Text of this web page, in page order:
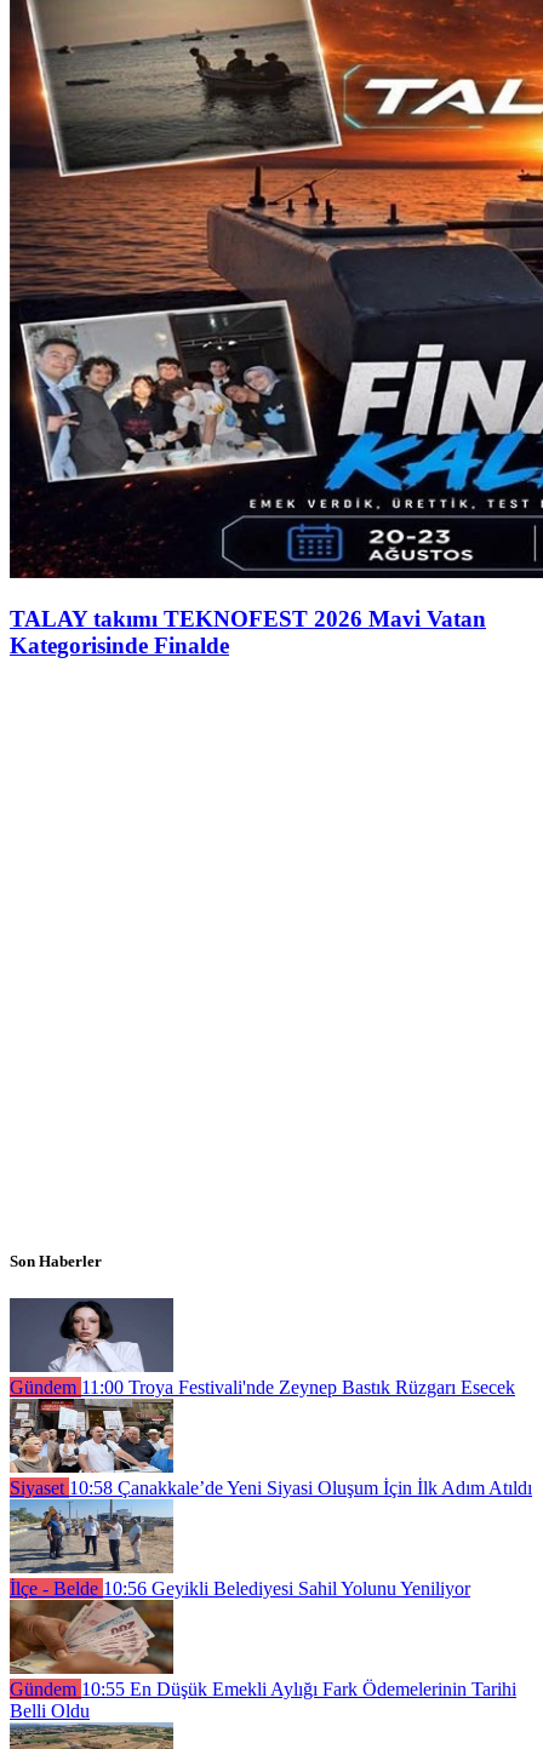
TALAY takımı TEKNOFEST 2026 Mavi Vatan
Kategorisinde Finalde
Son Haberler
Gündem 11:00 Troya Festivali'nde Zeynep Bastık Rüzgarı Esecek
Siyaset 10:58 Çanakkale’de Yeni Siyasi Oluşum İçin İlk Adım Atıldı
İlçe - Belde 10:56 Geyikli Belediyesi Sahil Yolunu Yeniliyor
Gündem 10:55 En Düşük Emekli Aylığı Fark Ödemelerinin Tarihi
Belli Oldu